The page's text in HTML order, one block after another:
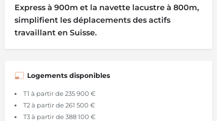
Express à 900m et la navette lacustre à 800m,
simplifient les déplacements des actifs
travaillant en Suisse.
Logements disponibles
T1 à partir de 235 900 €
T2 à partir de 261 500 €
T3 à partir de 388 100 €